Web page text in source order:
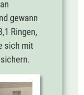
gewann
Ringen,
sich mit